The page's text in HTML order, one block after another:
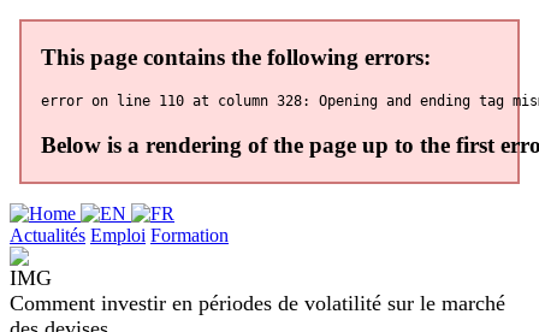
Actualités Emploi Formation
Comment investir en périodes de volatilité sur le marché